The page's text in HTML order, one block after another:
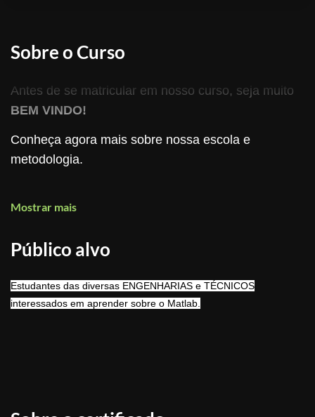
Sobre o Curso
Antes de se matricular em nosso curso, seja muito
BEM VINDO!
Conheça agora mais sobre nossa escola e
metodologia.
R: O tempo de uma COPA DO MUNDO, 4 anos!
- E o CERTIFICADO, como recebo?
Mostrar mais
Público alvo
Estudantes das diversas ENGENHARIAS e TÉCNICOS
interessados em aprender sobre o Matlab.